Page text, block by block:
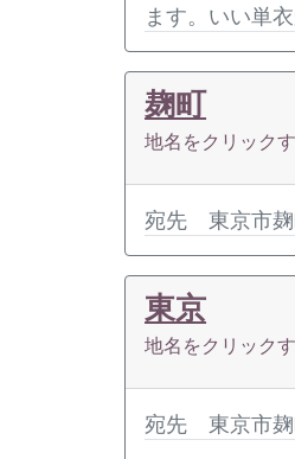
ます。いい単
麹町
地名をクリック
宛先 東京市
東京
地名をクリック
宛先 東京市